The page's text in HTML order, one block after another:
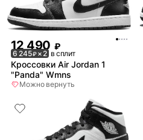
12 490 ₽
6 245₽× 2 в сплит
Кроссовки Air Jordan 1
"Panda" Wmns
Можно вернуть